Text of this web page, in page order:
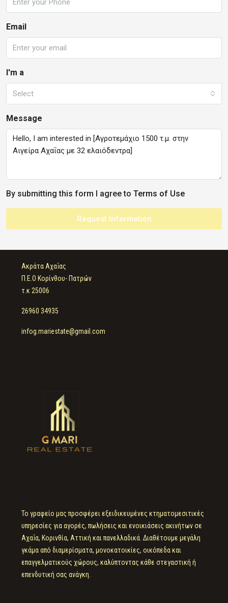
Email
I'm a
Select
Message
By submitting this form I agree to Terms of Use
Request Information
Ακράτα Αχαΐας
Π.Ε.Ο Κορίνθου- Πατρών
τ.κ 25006
26960 34935
infog.mariestate@gmail.com
Το γραφείο μας προσφέρει εξειδικευμένες κτηματομεσιτικές
υπηρεσίες για αγορές, πωλήσεις και ενοικιάσεις ακινήτων σε
Αχαΐα, Κορινθία, Αττική και πανελλαδικά. Διαθέτουμε μεγάλη
γκάμα από διαμερίσματα, μονοκατοικίες, οικόπεδα και
επαγγελματικούς χώρους, καλύπτοντας κάθε στεγαστική ή
επενδυτική σας ανάγκη.